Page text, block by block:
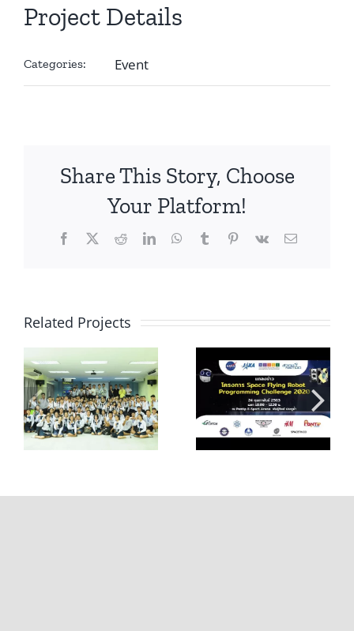
Project Details
Categories: Event
Share This Story, Choose
Your Platform!
Facebook
X RedditLinkedInWhatsApp
TumblrPinterest
Vk Email
Related Projects
แถลงข่าว Space
Fly Robot
อัพเดทตารางการ
อบรม